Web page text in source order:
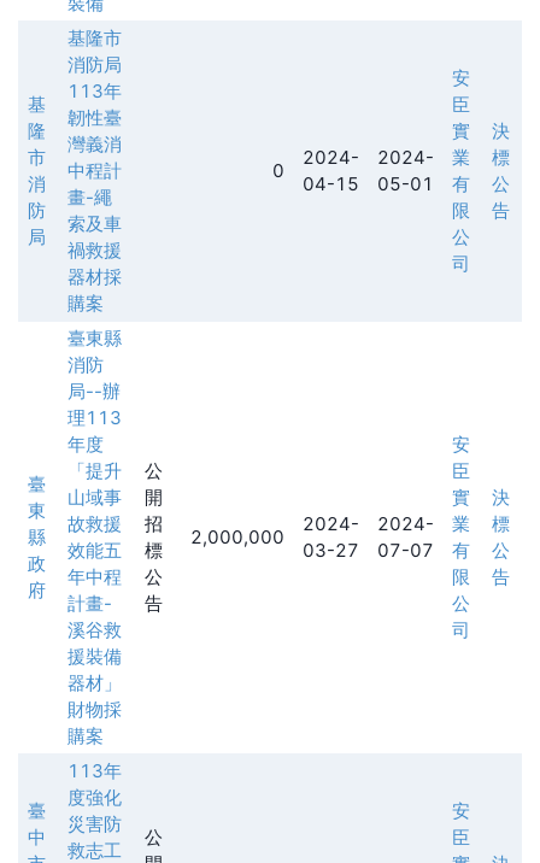
基
隆
市
消
防
局
基隆市
消防局
113年
韌性臺
灣義消
中程計
畫-繩
索及車
禍救援
器材採
購案
0
2024-
04-15
2024-
05-01
安
臣
實
業
有
限
公
司
決
標
公
告
臺
東
縣
政
府
臺東縣
消防
局--辦
理113
年度
「提升
山域事
故救援
效能五
年中程
計畫-
溪谷救
援裝備
器材」
財物採
購案
公
開
招
標
公
告
2,000,000
2024-
03-27
2024-
07-07
安
臣
實
業
有
限
公
司
決
標
公
告
臺
中
113年
度強化
災害防
救志工
公
安
臣